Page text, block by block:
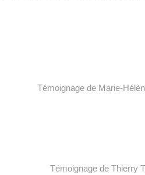
Témoignage de Marie-
Témoignage deThierry